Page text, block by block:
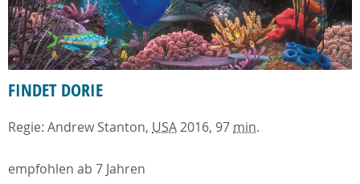
FINDET DORIE
Regie: Andrew Stanton, USA2016, 97 min.
empfohlen ab 7 Jahren